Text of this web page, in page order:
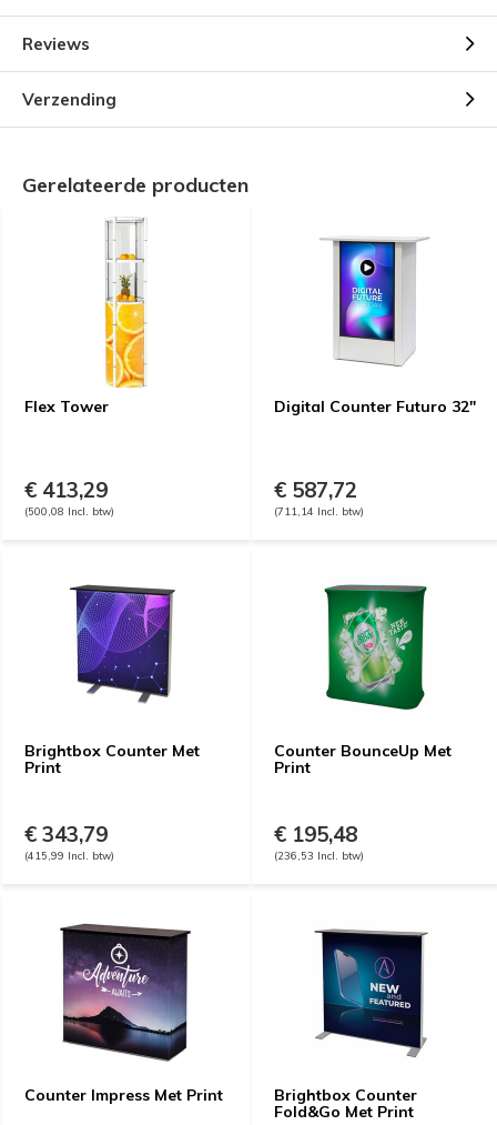
Reviews
Verzending
Gerelateerde producten
Flex Tower
€ 413,29
(500,08 Incl. btw)
Digital Counter Futuro 32"
€ 587,72
(711,14 Incl. btw)
Brightbox Counter Met
Print
€ 343,79
(415,99 Incl. btw)
Counter BounceUp Met
Print
€ 195,48
(236,53 Incl. btw)
Counter Impress Met Print
Brightbox Counter
Fold&Go Met Print